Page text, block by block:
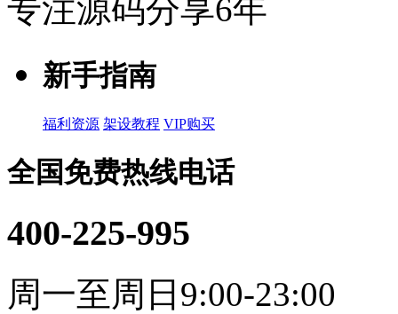
专注源码分享6年
新手指南
福利资源 架设教程 VIP购买
全国免费热线电话
400-225-995
周一至周日9:00-23:00